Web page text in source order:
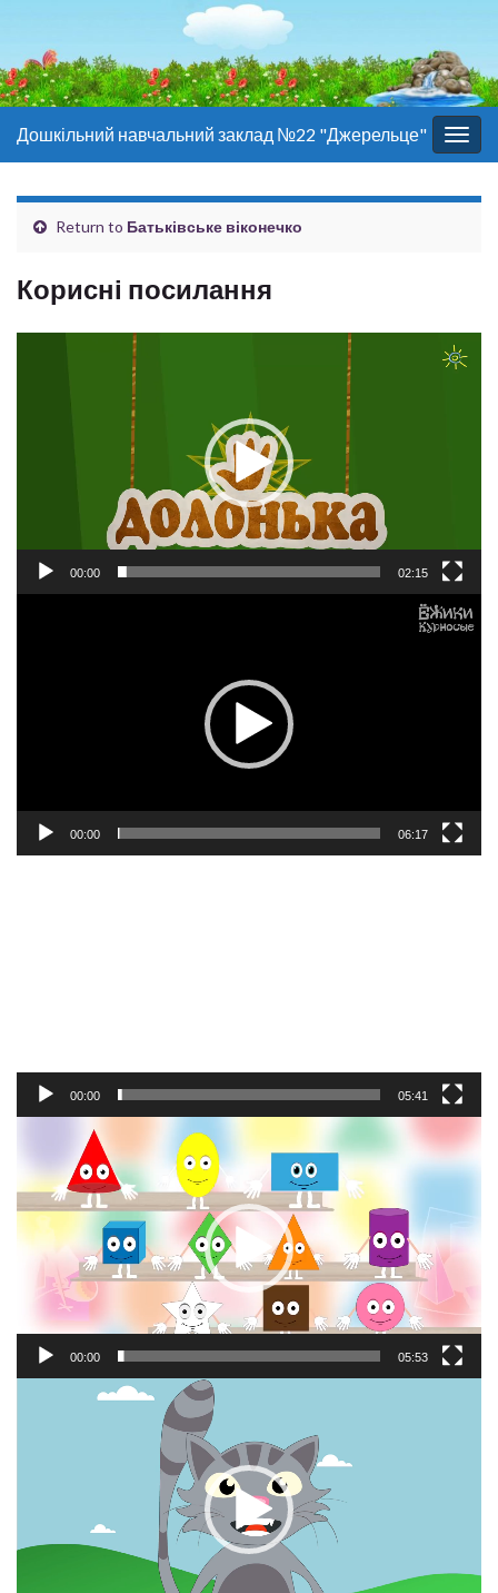
Дошкільний навчальний заклад №22 "Джерельце"
Return to Батьківське віконечко
Корисні посилання
Відеопрогравач
00:00 02:15
00:00 06:17
00:00 05:41
Відеопрогравач
00:00 05:53
Відеопрогравач